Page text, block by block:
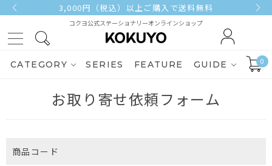
3,000円（税込）以上ご購入で送料無料
コクヨ公式ステーショナリーオンラインショップ
CATEGORY SERIES FEATURE GUIDE 0
お取り寄せ依頼フォーム
商品コード